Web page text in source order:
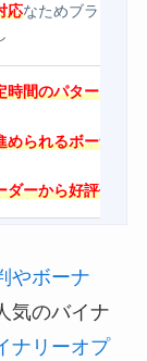
応なためブラウザ
間のパターンが
られるボーナス
ーから好評価
やボーナ
気のバイナ
ナリーオプ